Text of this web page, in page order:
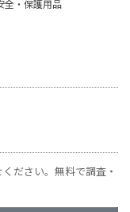
全・保護用品
ださい。無料で調査・